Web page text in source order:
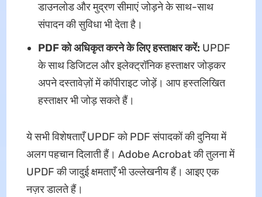
डाउनलोड और मुद्रण सीमाएं जोड़ने के साथ-साथ
संपादन की सुविधा भी देता है।
PDF को अधिकृत करने के लिए हस्ताक्षर करें: UPDF
के साथ डिजिटल और इलेक्ट्रॉनिक हस्ताक्षर जोड़कर
अपने दस्तावेज़ों में कॉपीराइट जोड़ें। आप हस्तलिखित
हस्ताक्षर भी जोड़ सकते हैं।
ये सभी विशेषताएँ UPDF को PDF संपादकों की दुनिया में
अलग पहचान दिलाती हैं। Adobe Acrobat की तुलना में
UPDF की जादुई क्षमताएँ भी उल्लेखनीय हैं। आइए एक
नज़र डालते हैं।